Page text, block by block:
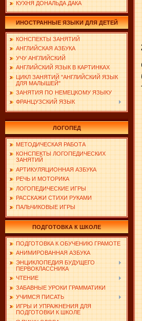
КУХНЯ ДОНАЛЬДА ДАКА
ИНОСТРАННЫЕ ЯЗЫКИ ДЛЯ ДЕТЕЙ
КОНСПЕКТЫ ЗАНЯТИЙ
АНГЛИЙСКАЯ АЗБУКА
УЧУ АНГЛИЙСКИЙ
АНГЛИЙСКИЙ ЯЗЫК В КАРТИНКАХ
ЦИКЛ ЗАНЯТИЙ "АНГЛИЙСКИЙ ЯЗЫК
ДЛЯ МАЛЫШЕЙ"
ЗАНЯТИЯ ПО НЕМЕЦКОМУ ЯЗЫКУ
ФРАНЦУЗСКИЙ ЯЗЫК
ЛОГОПЕД
МЕТОДИЧЕСКАЯ РАБОТА
КОНСПЕКТЫ ЛОГОПЕДИЧЕСКИХ
ЗАНЯТИЙ
АРТИКУЛЯЦИОННАЯ АЗБУКА
РЕЧЬ И МОТОРИКА
ЛОГОПЕДИЧЕСКИЕ ИГРЫ
РАССКАЖИ СТИХИ РУКАМИ
ПАЛЬЧИКОВЫЕ ИГРЫ
ПОДГОТОВКА К ШКОЛЕ
ПОДГОТОВКА К ОБУЧЕНИЮ ГРАМОТЕ
АНИМИРОВАННАЯ АЗБУКА
ЭНЦИКЛОПЕДИЯ БУДУЩЕГО
ПЕРВОКЛАССНИКА
ЧТЕНИЕ
ЗАБАВНЫЕ УРОКИ ГРАММАТИКИ
УЧИМСЯ ПИСАТЬ
ИГРЫ И УПРАЖНЕНИЯ ДЛЯ
ПОДГОТОВКИ К ШКОЛЕ